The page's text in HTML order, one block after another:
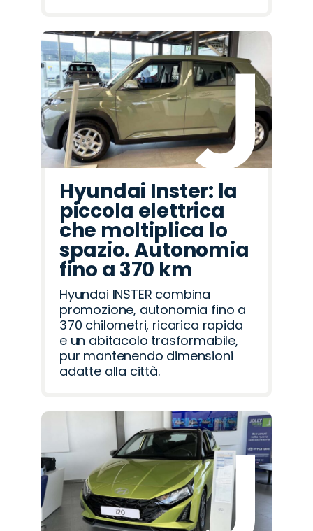
Hyundai Inster: la
piccola elettrica
che moltiplica lo
spazio. Autonomia
fino a 370 km
Hyundai INSTER combina
promozione, autonomia fino a
370 chilometri, ricarica rapida
e un abitacolo trasformabile,
pur mantenendo dimensioni
adatte alla città.